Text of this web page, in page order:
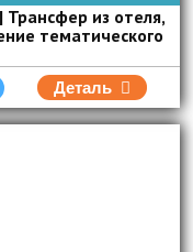
Трансфер из отеля,
тематического
Деталь